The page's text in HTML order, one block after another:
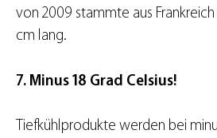
von 2009 stammte aus Frankreich
cm lang.
7. Minus 18 Grad Celsius!
Tiefkühlprodukte werden bei